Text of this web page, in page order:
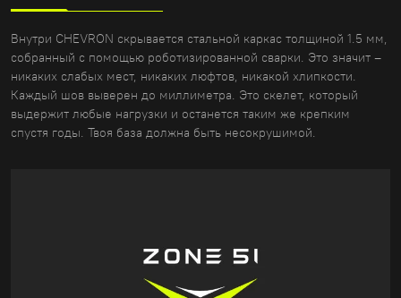
Внутри CHEVRON скрывается стальной каркас толщиной 1.5 мм,
собранный с помощью роботизированной сварки. Это значит –
никаких слабых мест, никаких люфтов, никакой хлипкости.
Каждый шов выверен до миллиметра. Это скелет, который
выдержит любые нагрузки и останется таким же крепким
спустя годы. Твоя база должна быть несокрушимой.